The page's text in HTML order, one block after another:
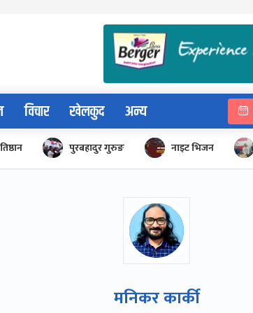
विचार खेलकुद अन्य
पुरबहादुर गुरुङ नाइट भिजन
मनिकर कार्की